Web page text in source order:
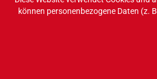
können personenbezogene Daten (z.